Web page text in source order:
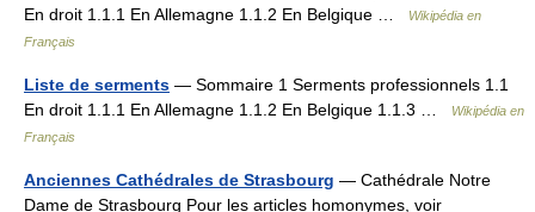
En droit 1.1.1 En Allemagne 1.1.2 En Belgique …
Wikipédia en
Français
Liste de serments — Sommaire 1 Serments professionnels 1.1
En droit 1.1.1 En Allemagne 1.1.2 En Belgique 1.1.3 …
Wikipédia en
Français
Anciennes Cathédrales de Strasbourg — Cathédrale Notre
Dame de Strasbourg Pour les articles homonymes, voir